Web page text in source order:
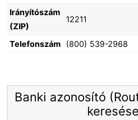
Irányítószám
(ZIP)
12211
Telefonszám (800) 539-2968
Banki azonosító
keresése